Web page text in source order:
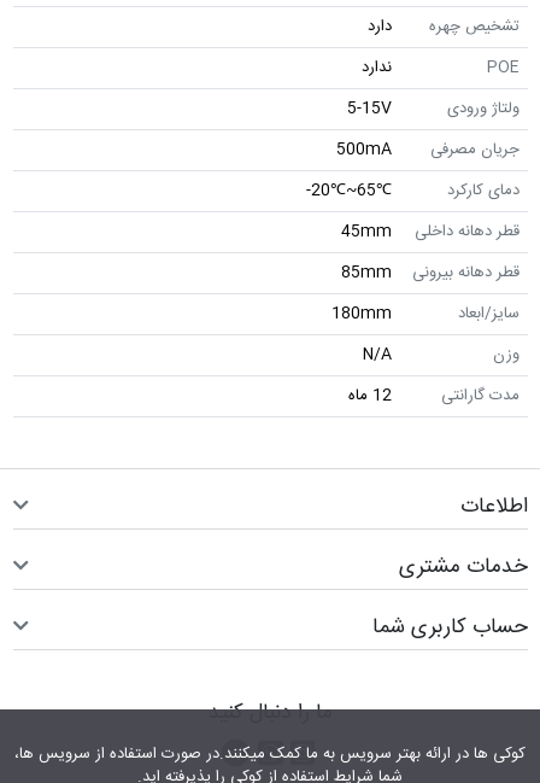
کوکی ها در ارائه بهتر سرویس‎ به ما کمک می‎کنند.در صورت استفاده از سرویس ها،
شما شرایط استفاده از کوکی را پذیرفته اید.
تشخیص چهره
دارد
POE
ندارد
ولتاژ ورودی
5-15V
جریان مصرفی
500mA
دمای کارکرد
℃65~℃20-
قطر دهانه داخلی
45mm
قطر دهانه بیرونی
85mm
سایز/ابعاد
180mm
وزن
N/A
مدت گارانتی
12 ماه
اطلاعات
خدمات مشتری
حساب کاربری شما
ما را دنبال کنید
اینستاگرام
پیام رسان واتس اپ
کانال تلگرام